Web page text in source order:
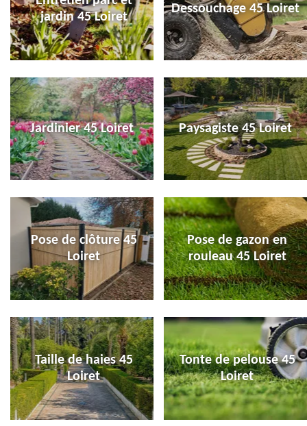
jardin 45 Loiret
Dessouchage 45 Loiret
Jardinier 45 Loiret Paysagiste 45 Loiret
Pose de clôture 45
Loiret
Pose de gazon en
rouleau 45 Loiret
Taille de haies 45
Loiret
Tonte de pelouse 45
Loiret